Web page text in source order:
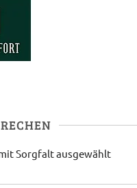
Sorgfalt ausgewählt